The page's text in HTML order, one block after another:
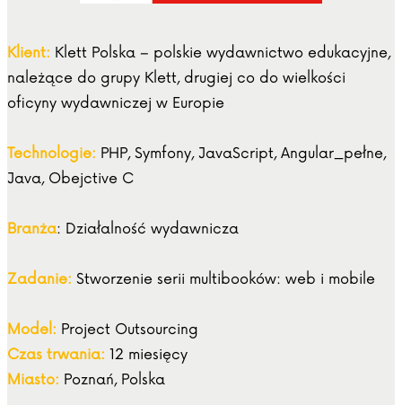
Klient: Klett Polska – polskie wydawnictwo edukacyjne,
należące do grupy Klett, drugiej co do wielkości
oficyny wydawniczej w Europie
Technologie: PHP, Symfony, JavaScript, Angular_pełne,
Java, Obejctive C
Branża: Działalność wydawnicza
Zadanie: Stworzenie serii multibooków: web i mobile
Model: Project Outsourcing
Czas trwania: 12 miesięcy
Miasto: Poznań, Polska